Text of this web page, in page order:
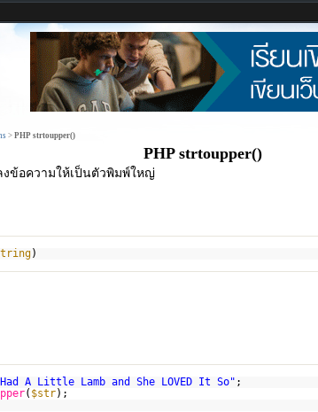
> PHP strtoupper()
PHP strtoupper()
งข้อความให้เป็นตัวพิมพ์ใหญ่
)
A Little Lamb and She LOVED It So" ;
( $str);